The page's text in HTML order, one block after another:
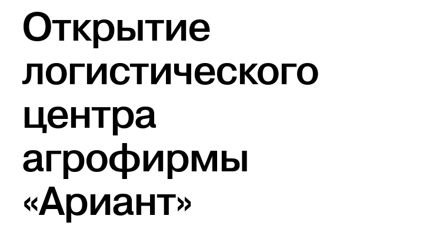
Открытие
логистического
центра
агрофирмы
«Ариант»